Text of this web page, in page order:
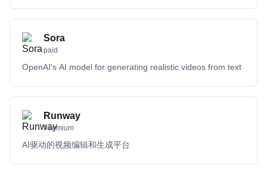
Sora
paid
OpenAI's AI model for generating realistic videos from text
Runway
freemium
AI驱动的视频编辑和生成平台